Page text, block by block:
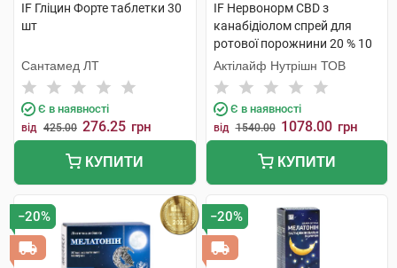
IF Гліцин Форте таблетки 30
шт
Сантамед ЛТ
Є в наявності
від 425.00 276.25 грн
КУПИТИ
IF Нервонорм CBD з
канабідіолом спрей для
ротової порожнини 20 % 10
мл 1 флакон
Актілайф Нутрішн ТОВ
Є в наявності
від 1540.00 1078.00 грн
КУПИТИ
−20% −20%